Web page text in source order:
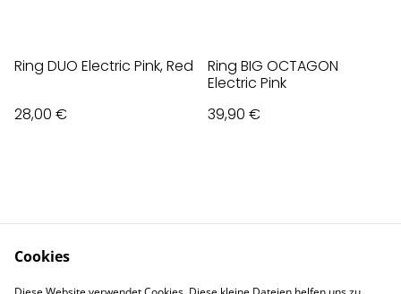
Ring DUO Electric Pink, Red
28,00 €
Ring BIG OCTAGON
Electric Pink
39,90 €
Cookies